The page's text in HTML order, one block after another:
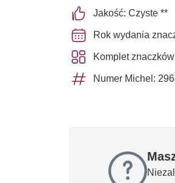
Jakość: Czyste **
Rok wydania
Komplet
Numer Michel: